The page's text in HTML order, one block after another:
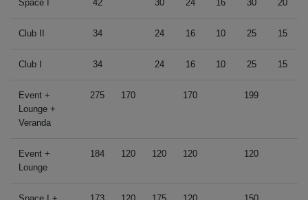
Space I 42 30 24 16 30 20
Club II 34 24 16 10 25 15
Club I 34 24 16 10 25 15
Event +
Lounge +
Veranda
275 170 170 199
Event +
Lounge
184 120 120 120 120